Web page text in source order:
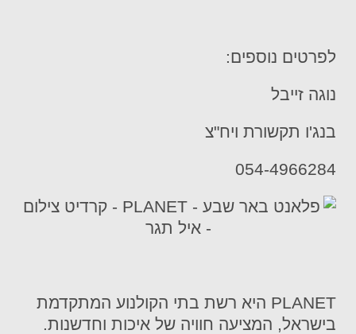
לפרטים נוספים:
נוגה זייבל
בנג'ו תקשורת ויח"צ
054-4966284
PLANET היא רשת בתי הקולנוע המתקדמת
בישראל, המציעה חוויה של איכות וחדשנות.